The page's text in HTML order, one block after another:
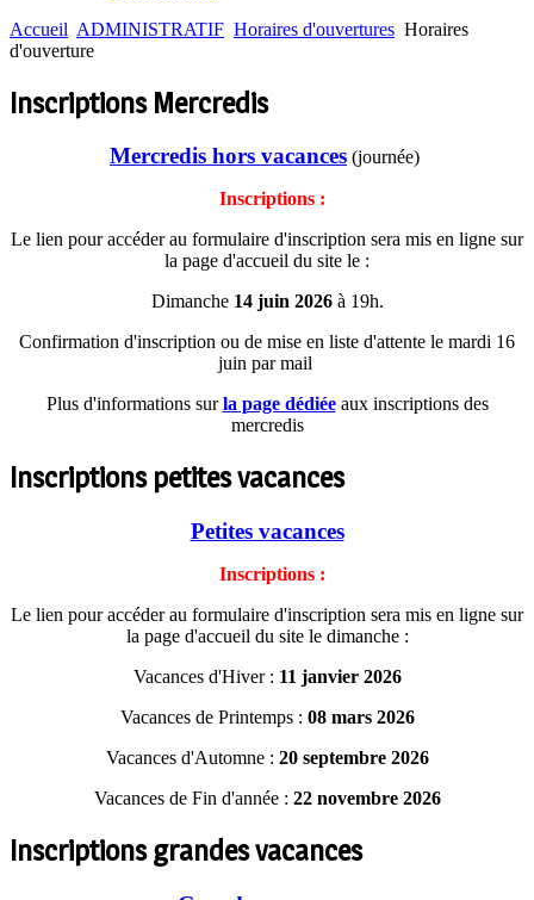
Accueil ADMINISTRATIF Horaires d'ouvertures Horaires
d'ouverture
Inscriptions Mercredis
Mercredis hors vacances (journée)
Inscriptions :
Le lien pour accéder au formulaire d'inscription sera mis en ligne sur
la page d'accueil du site le :
Dimanche 14 juin 2026à 19h.
Confirmation d'inscription ou de mise en liste d'attente le mardi 16
juin par mail
Plus d'informations surla page dédiéeaux inscriptions des
mercredis
Inscriptions petites vacances
Petites vacances
Inscriptions :
Le lien pour accéder au formulaire d'inscription sera mis en ligne sur
la page d'accueil du site le dimanche :
Vacances d'Hiver : 11 janvier 2026
Vacances de Printemps : 08 mars 2026
Vacances d'Automne : 20 septembre 2026
Vacances de Fin d'année : 22 novembre 2026
Inscriptions grandes vacances